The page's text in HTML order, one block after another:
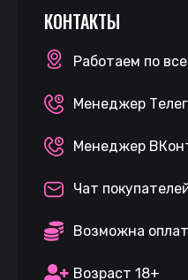
КОНТАКТЫ
Работаем по
Менеджер
Менеджер
Чат
Возможна
Возраст 18+